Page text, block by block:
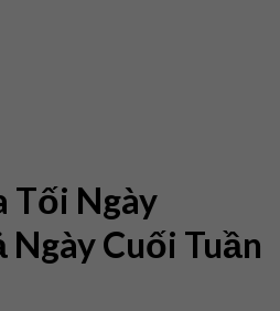
Tối Ngày
Cuối Tuần